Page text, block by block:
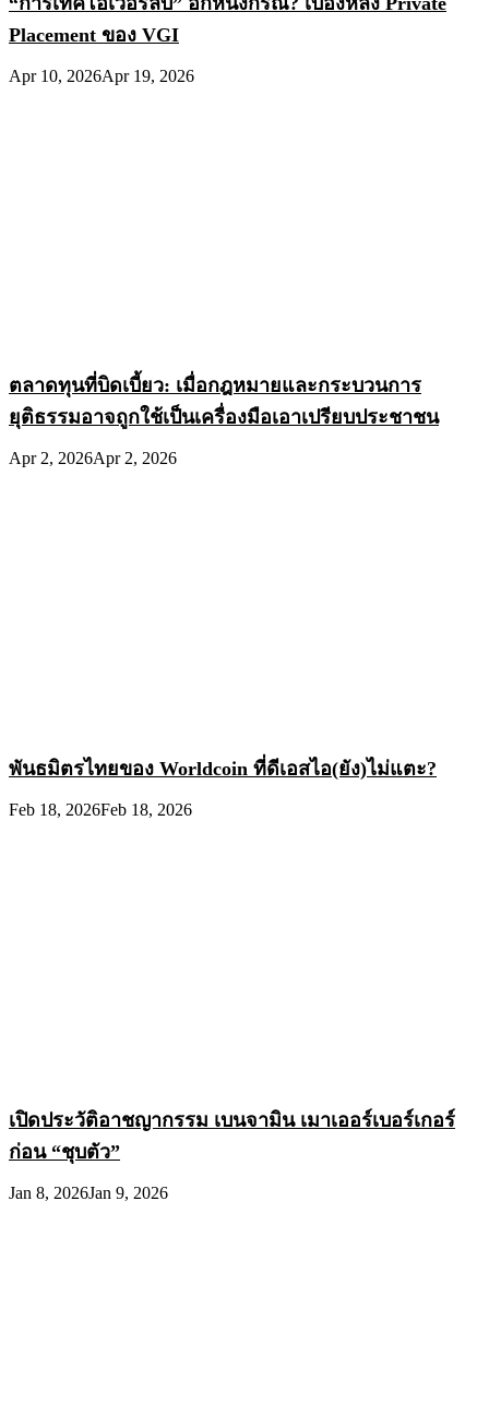
Placement ของ VGI
Apr 10, 2026Apr 19, 2026
ตลาดทุนที่บิดเบี้ยว: เมื่อกฎหมายและกระบวนการ
ยุติธรรมอาจถูกใช้เป็นเครื่องมือเอาเปรียบประชาชน
Apr 2, 2026Apr 2, 2026
พันธมิตรไทยของ Worldcoin ที่ดีเอสไอ(ยัง)ไม่แตะ?
Feb 18, 2026Feb 18, 2026
เปิดประวัติอาชญากรรม เบนจามิน เมาเออร์เบอร์เกอร์
ก่อน “ชุบตัว”
Jan 8, 2026Jan 9, 2026